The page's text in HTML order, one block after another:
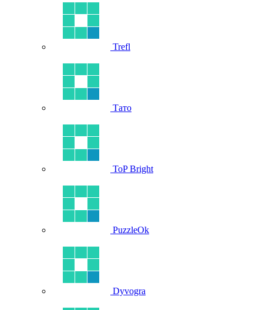
Trefl
Тато
ToP Bright
PuzzleOk
Dyvogra